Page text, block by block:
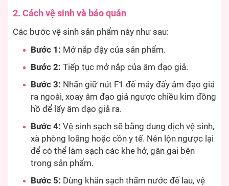
2. Cách vệ sinh và bảo quản
Các bước vệ sinh sản phẩm này như sau:
Bước 1: Mở nắp đậy của sản phẩm.
Bước 2: Tiếp tục mở nắp của âm đạo giả.
Bước 3: Nhấn giữ nút F1 để máy đẩy âm đạo giả
ra ngoài, xoay âm đạo giả ngược chiều kim đồng
hồ để lấy âm đạo giả ra.
Bước 4: Vệ sinh sạch sẽ bằng dung dịch vệ sinh,
xà phòng loãng hoặc cồn y tế. Nên lộn ngược lại
để có thể làm sạch các khe hở, gân gai bên
trong sản phẩm.
Bước 5: Dùng khăn sạch thấm nước để lau, vệ